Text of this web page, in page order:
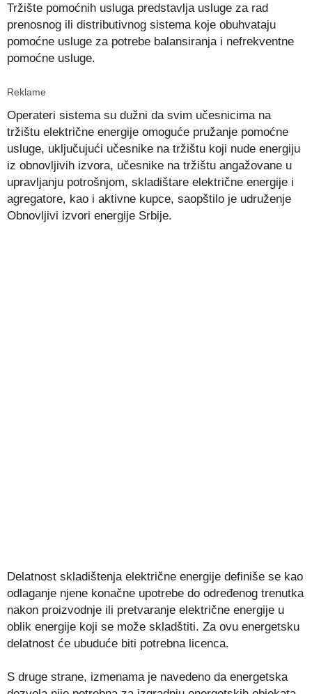
Tržište pomoćnih usluga predstavlja usluge za rad
prenosnog ili distributivnog sistema koje obuhvataju
pomoćne usluge za potrebe balansiranja i nefrekventne
pomoćne usluge.
Reklame
Operateri sistema su dužni da svim učesnicima na
tržištu električne energije omoguće pružanje pomoćne
usluge, uključujući učesnike na tržištu koji nude energiju
iz obnovljivih izvora, učesnike na tržištu angažovane u
upravljanju potrošnjom, skladištare električne energije i
agregatore, kao i aktivne kupce, saopštilo je udruženje
Obnovljivi izvori energije Srbije.
Delatnost skladištenja električne energije definiše se kao
odlaganje njene konačne upotrebe do određenog trenutka
nakon proizvodnje ili pretvaranje električne energije u
oblik energije koji se može skladštiti. Za ovu energetsku
delatnost će ubuduće biti potrebna licenca.
S druge strane, izmenama je navedeno da energetska